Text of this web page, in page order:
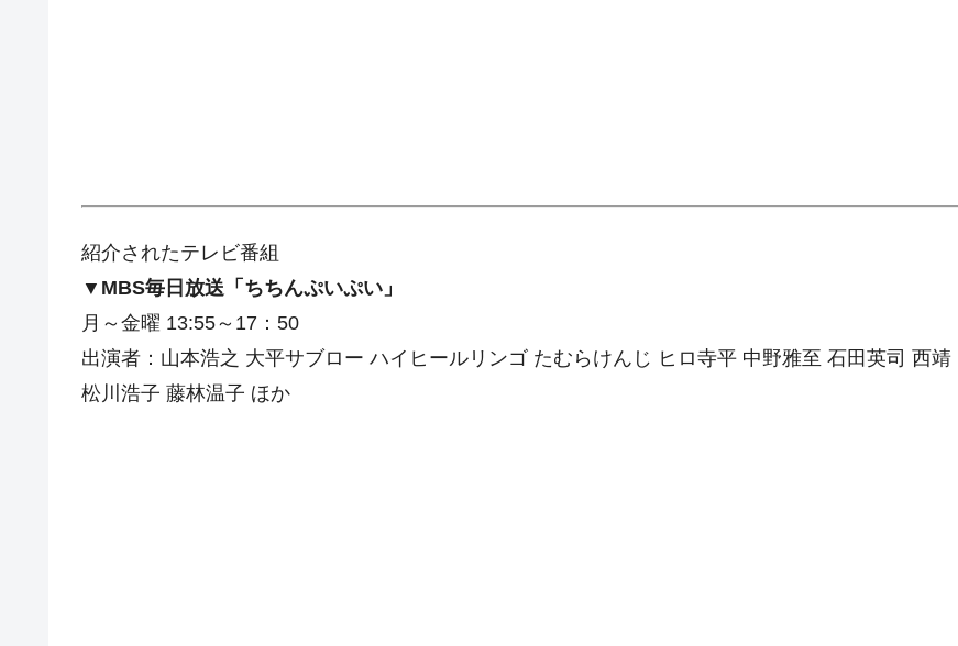
紹介されたテレビ番組
▼MBS毎日放送「ちちんぷいぷい」
月～金曜 13:55～17：50
出演者：山本浩之 大平サブロー ハイヒールリンゴ たむらけんじ ヒロ寺平 中野雅至 石田英司 西靖
松川浩子 藤林温子 ほか